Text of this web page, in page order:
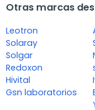
Otras marcas
Leotron
Solaray
Solgar
Redoxon
Hivital
Gsn laboratorios